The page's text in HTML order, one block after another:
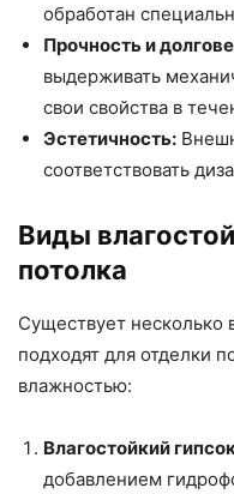
обработан
Прочность и
выдерживать
свои свойства в
Эстетичность:
соответствовать
Виды
потолка
Существует несколько
подходят для отделки
влажностью:
Влагостойкий
добавлением